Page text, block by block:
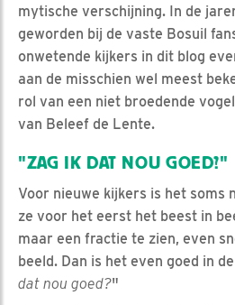
mytische verschijning. In de
geworden bij de vaste Bosuil
onwetende kijkers in dit blog
aan de misschien wel meest
rol van een niet broedende
van Beleef de Lente.
"ZAG IK DAT NOU GOED?"
Voor nieuwe kijkers is het soms
ze voor het eerst het beest in
maar een fractie te zien, even
beeld. Dan is het even goed in
dat nou goed?"